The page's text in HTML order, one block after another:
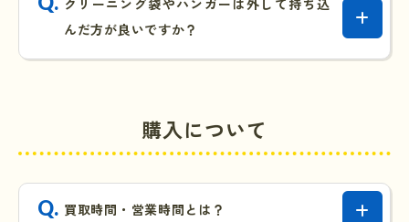
クリーニング袋やハンガーは外して持ち込
んだ方が良いですか？
購入について
買取時間・営業時間とは？